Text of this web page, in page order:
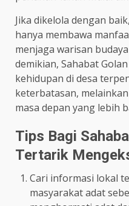
Jika dikelola dengan
hanya membawa
menjaga warisan
demikian, Sahabat
kehidupan di desa
keterbatasan,
masa depan yang lebih
Tips Bagi
Tertarik
Cari informasi lokal
masyarakat adat